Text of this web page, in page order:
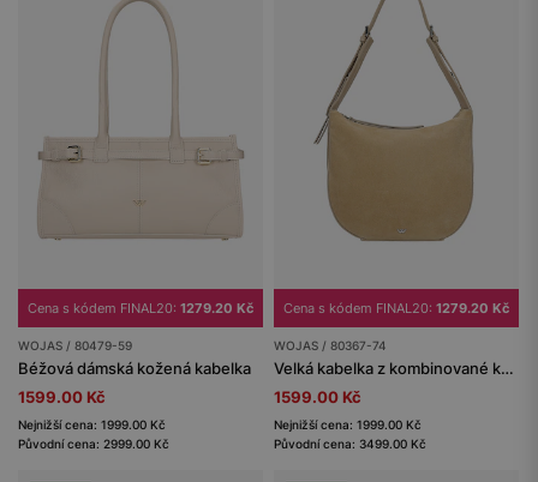
Cena s kódem FINAL20: 1279.20 Kč
WOJAS / 80479-59
Béžová dámská kožená kabelka
1599.00 Kč
Nejnižší cena: 1999.00 Kč
Původní cena: 2999.00 Kč
Cena s kódem FINAL20: 1279.20 Kč
WOJAS / 80367-74
Velká kabelka z kombinované kůže
1599.00 Kč
Nejnižší cena: 1999.00 Kč
Původní cena: 3499.00 Kč